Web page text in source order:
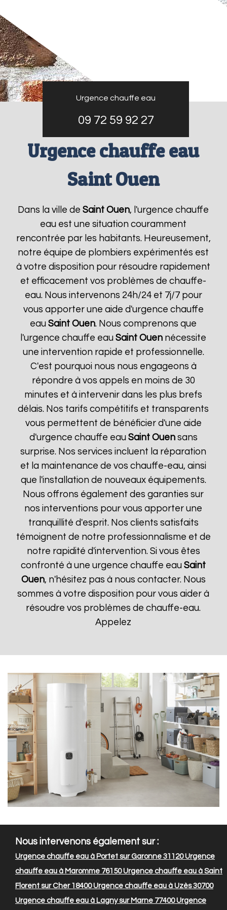
Urgence chauffe eau
09 72 59 92 27
Urgence chauffe eau
Saint Ouen
Dans la ville deSaint Ouen, l'urgence chauffe
eau est une situation couramment
rencontrée par les habitants. Heureusement,
notre équipe de plombiers expérimentés est
à votre disposition pour résoudre rapidement
et efficacement vos problèmes de chauffe-
eau. Nous intervenons 24h/24 et 7j/7 pour
vous apporter une aide d'urgence chauffe
eauSaint Ouen. Nous comprenons que
l'urgence chauffe eauSaint Ouen nécessite
une intervention rapide et professionnelle.
C'est pourquoi nous nous engageons à
répondre à vos appels en moins de 30
minutes et à intervenir dans les plus brefs
délais. Nos tarifs compétitifs et transparents
vous permettent de bénéficier d'une aide
d'urgence chauffe eau Saint Ouensans
surprise. Nos services incluent la réparation
et la maintenance de vos chauffe-eau, ainsi
que l'installation de nouveaux équipements.
Nous offrons également des garanties sur
nos interventions pour vous apporter une
tranquillité d'esprit. Nos clients satisfaits
témoignent de notre professionnalisme et de
notre rapidité d'intervention. Si vous êtes
confronté à une urgence chauffe eauSaint
Ouen, n'hésitez pas à nous contacter. Nous
sommes à votre disposition pour vous aider à
résoudre vos problèmes de chauffe-eau.
Appelez
Nous intervenons également sur :
Urgence chauffe eau à Portet sur Garonne 31120Urgence
chauffe eau à Maromme 76150Urgence chauffe eau à Saint
Florent sur Cher 18400Urgence chauffe eau à Uzès 30700
Urgence chauffe eau à Lagny sur Marne 77400Urgence